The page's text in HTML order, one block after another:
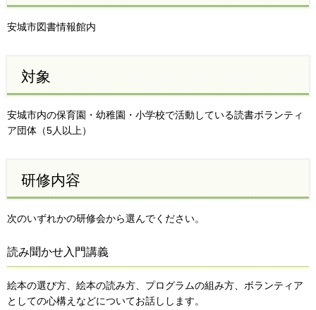
安城市図書情報館内
対象
安城市内の保育園・幼稚園・小学校で活動している読書ボランティ
ア団体（5人以上）
研修内容
次のいずれかの研修会から選んでください。
読み聞かせ入門講義
絵本の選び方、絵本の読み方、プログラムの組み方、ボランティア
としての心構えなどについてお話しします。